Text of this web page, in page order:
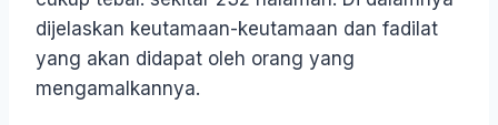
dijelaskan keutamaan-keutamaan dan fadilat
yang akan didapat oleh orang yang
mengamalkannya.